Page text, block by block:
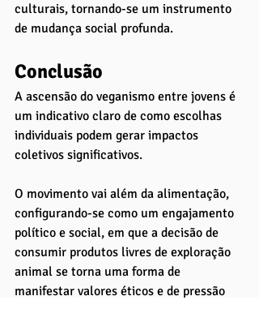
culturais, tornando-se um instrumento
de mudança social profunda.
Conclusão
A ascensão do veganismo entre jovens é
um indicativo claro de como escolhas
individuais podem gerar impactos
coletivos significativos.
O movimento vai além da alimentação,
configurando-se como um engajamento
político e social, em que a decisão de
consumir produtos livres de exploração
animal se torna uma forma de
manifestar valores éticos e de pressão